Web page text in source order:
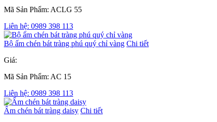
Mã Sản Phẩm: ACLG 55
Liên hệ: 0989 398 113
Bộ ấm chén bát tràng phú quý chỉ vàng Chi tiết
Giá:
Mã Sản Phẩm: AC 15
Liên hệ: 0989 398 113
Ấm chén bát tràng daisy Chi tiết